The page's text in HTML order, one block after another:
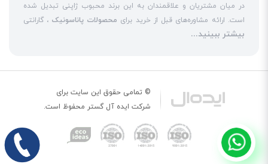
در میان مشتریان و علاقمندان به این برند محبوب ژاپنی تبدیل شده
است. ارائه مشاوره‌های قبل از خرید برایمحصولات پاناسونیک، گارانتی
18 ماهه معتبر و شرکتی برای کلیه محصولات عرضه شده و تعهد کامل
انواع مراکز
سانترال
است. این مهم با اتکا به تکنسین‌های فنی و مجرب
که در ایننمایندگی سانترال پاناسونیک
حاضر هستند، حاصل می‌شود. به
خدمات مبتنی برتلفناز جمله عرضهتلفن بیسیمو تلفن رومیزی
اورجینال،
تلفن سانترالو تلفن پاناسونیک تحت شبکه و خرید
تلفن ویپ
بیشتر ببینید...
© تمامی حقوق این سایت برای
شرکتایده آل گسترمحفوظ است.